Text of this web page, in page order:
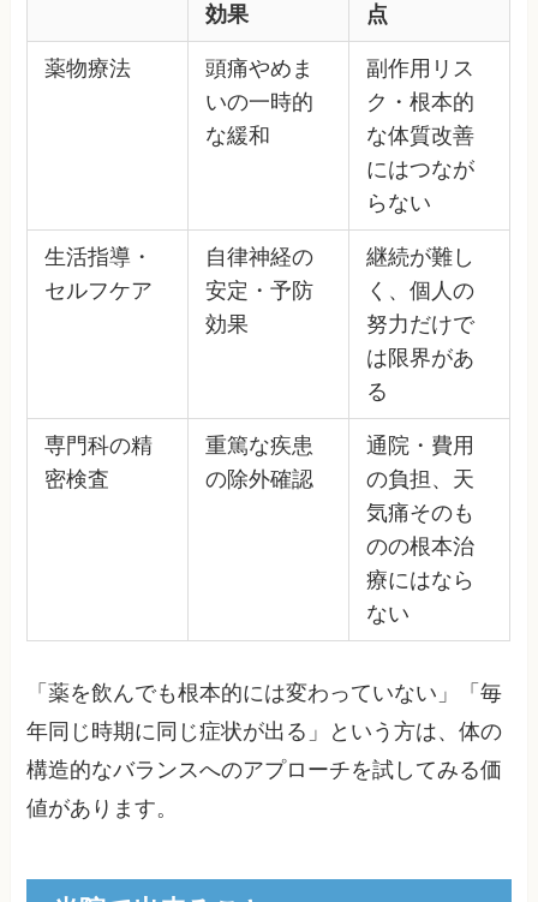
効果
点
薬物療法
頭痛やめま
いの一時的
な緩和
副作用リス
ク・根本的
な体質改善
にはつなが
らない
生活指導・
セルフケア
自律神経の
安定・予防
効果
継続が難し
く、個人の
努力だけで
は限界があ
る
専門科の精
密検査
重篤な疾患
の除外確認
通院・費用
の負担、天
気痛そのも
のの根本治
療にはなら
ない
「薬を飲んでも根本的には変わっていない」「毎
年同じ時期に同じ症状が出る」という方は、体の
構造的なバランスへのアプローチを試してみる価
値があります。